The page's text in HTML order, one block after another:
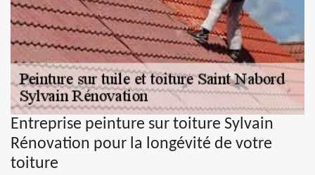
Entreprise peinture sur toiture Sylvain
Rénovation pour la longévité de votre
toiture